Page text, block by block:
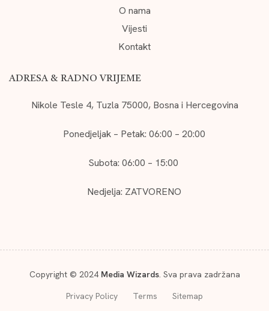
O nama
Vijesti
Kontakt
ADRESA & RADNO VRIJEME
Nikole Tesle 4, Tuzla 75000, Bosna i Hercegovina
Ponedjeljak – Petak: 06:00 – 20:00
Subota: 06:00 – 15:00
Nedjelja: ZATVORENO
Copyright © 2024 Media Wizards. Sva prava zadržana
Privacy Policy
Terms Sitemap